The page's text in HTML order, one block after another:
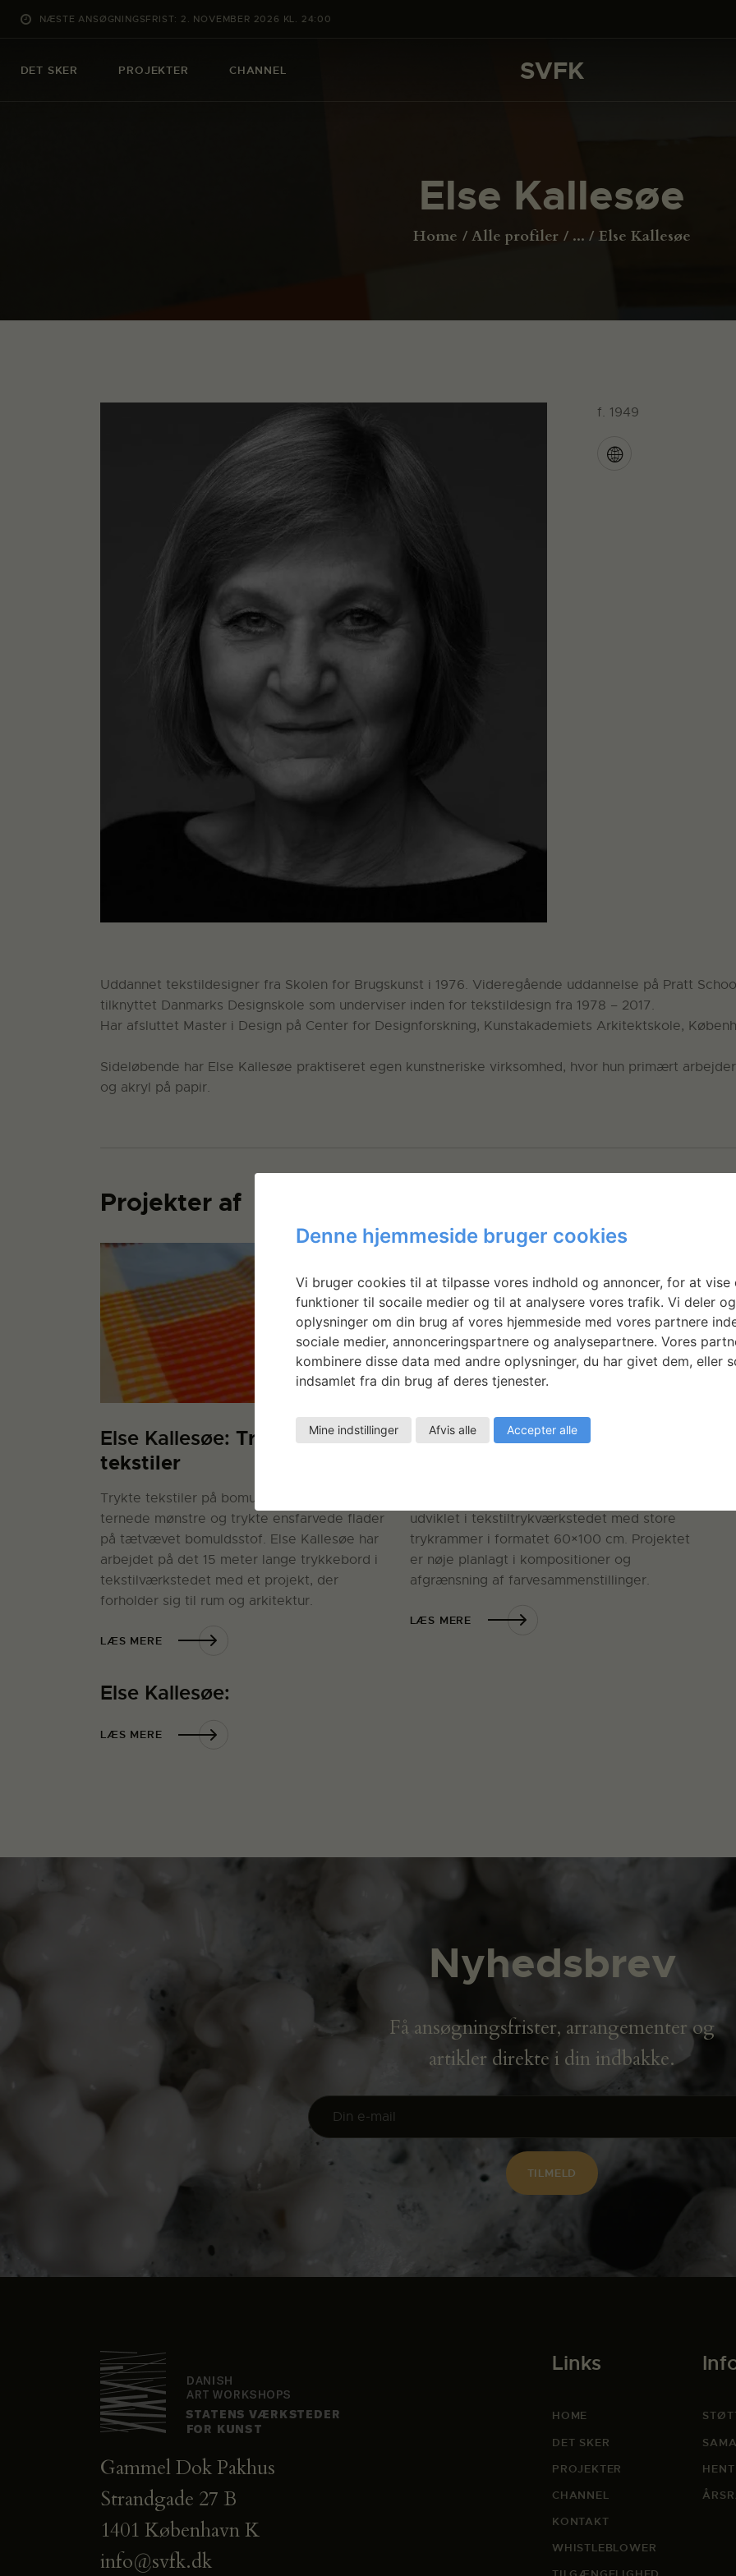
NÆSTE ANSØGNINGSFRIST: 2. NOVEMBER 2026 KL. 24:00
DET SKER PROJEKTER CHANNEL SVFK
Else Kallesøe
Home Alle profiler ... Else Kallesøe
SVFK
PROJEKTER
OM SVFK
ENGLISH
f. 1949
Uddannet tekstildesigner fra Skolen for Brugskunst i 1976. Videregående uddannelse på Pratt
tilknyttet Danmarks Designskole som underviser inden for tekstildesign fra 1978 – 2017.
Har afsluttet Master i Design på Center for Designforskning, Kunstakademiets Arkitektskole,
Sideløbende har Else Kallesøe praktiseret egen kunstneriske virksomhed, hvor hun primært
og akryl på papir.
Projekter af
Else Kallesøe: Transparente
tekstiler
Trykte tekstiler på bomuldsorganza i
ternede mønstre og trykte ensfarvede flader
på tætvævet bomuldsstof. Else Kallesøe har
arbejdet på det 15 meter lange trykkebord i
tekstilværkstedet med et projekt, der
forholder sig til rum og arkitektur.
LÆS MERE
Else Kallesøe: Håndtrykte
udviklet i tekstiltrykværkstedet med store
trykrammer i formatet 60×100 cm. Projektet
er nøje planlagt i kompositioner og
afgrænsning af farvesammenstillinger.
LÆS MERE
Else Kallesøe:
LÆS MERE
Nyhedsbrev
Få ansøgningsfrister, arrangementer og
artikler direkte i din indbakke.
Gammel Dok Pakhus
Strandgade 27 B
1401 København K
info@svfk.dk
Links
HOME
DET SKER
PROJEKTER
CHANNEL
KONTAKT
WHISTLEBLOWER
Denne hjemmeside bruger cookies
Vi bruger cookies til at tilpasse vores indhold og annoncer, for at vise
funktioner til socaile medier og til at analysere vores trafik. Vi deler
oplysninger om din brug af vores hjemmeside med vores partnere
sociale medier, annonceringspartnere og analysepartnere. Vores
kombinere disse data med andre oplysninger, du har givet dem, eller
indsamlet fra din brug af deres tjenester.
Mine indstillinger Afvis alle Accepter alle